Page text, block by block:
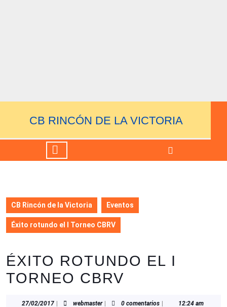
CB RINCÓN DE LA VICTORIA
CB Rincón de la Victoria Eventos
Éxito rotundo el I Torneo CBRV
ÉXITO ROTUNDO EL I
TORNEO CBRV
27/02/201727/02/2017webmasterwebmaster0 comentarios 12:24 am